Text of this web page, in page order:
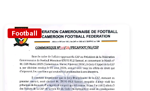
Football